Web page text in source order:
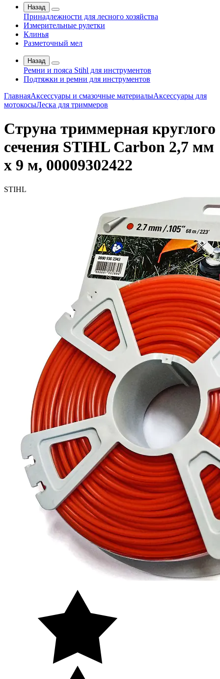
Назад
Принадлежности для лесного хозяйства
Измерительные рулетки
Клинья
Разметочный мел
Назад
Ремни и пояса Stihl для инструментов
Подтяжки и ремни для инструментов
ГлавнаяАксессуары и смазочные материалыАксессуары для
мотокосыЛеска для триммеров
Струна триммерная круглого
сечения STIHL Carbon 2,7 мм
х 9 м, 00009302422
STIHL